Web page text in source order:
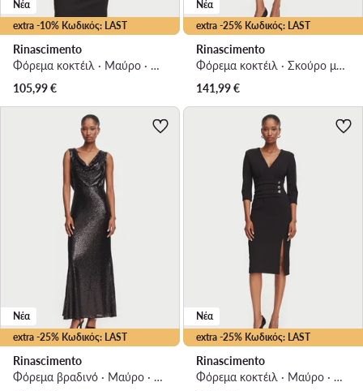
extra -10% Κωδικός: LAST
Νέα
Rinascimento
Φόρεμα κοκτέιλ · Μαύρο · Mini
105,99€
extra -25% Κωδικός: LAST
Νέα
Rinascimento
Φόρεμα κοκτέιλ · Σκούρο μπλε · Midi
141,99€
extra -25% Κωδικός: LAST
Νέα
Rinascimento
Φόρεμα βραδινό · Μαύρο · Maxi
extra -25% Κωδικός: LAST
Νέα
Rinascimento
Φόρεμα κοκτέιλ · Μαύρο · Midi